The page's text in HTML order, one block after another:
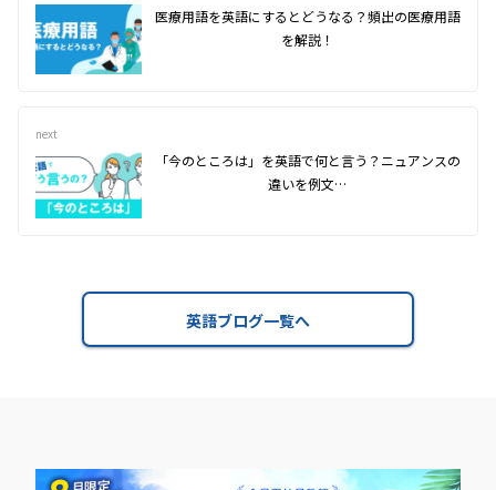
医療用語を英語にするとどうなる？頻出の医療用語
を解説！
next
「今のところは」を英語で何と言う？ニュアンスの
違いを例文…
英語ブログ一覧へ